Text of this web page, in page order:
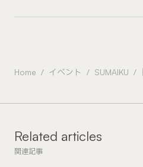
Home イベント SUMAIKU
関連記事
Related articles